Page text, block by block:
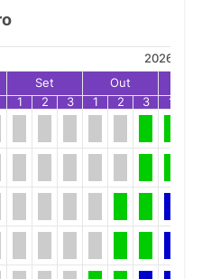
2026
Set Out
1 2 3 1 2 3 1